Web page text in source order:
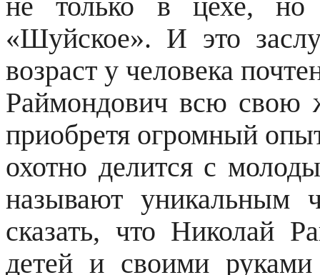
«Шуйское». И это
возраст у человека
Раймондович всю свою
приобретя огромный
охотно делится с
называют уникальным
сказать, что Николай
детей и своими